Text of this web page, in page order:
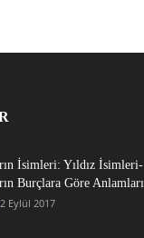
İsimleri: Yıldız İsimleri-
Burçlara Göre Anlamları
2 Eylül 2017